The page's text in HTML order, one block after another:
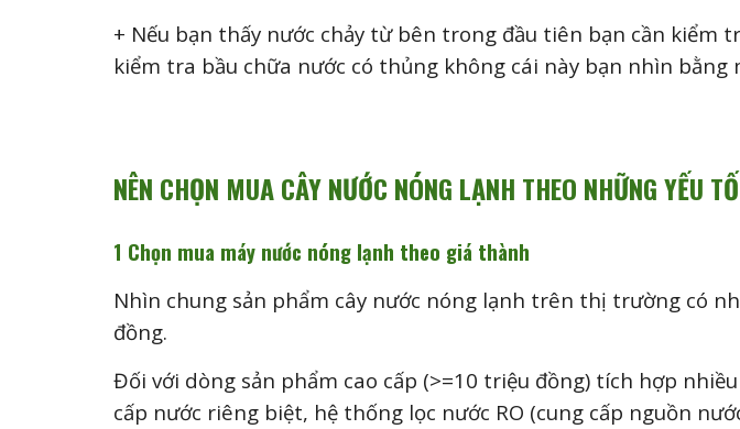
+ Nếu bạn thấy nước chảy từ bên trong đầu tiên bạn cần
kiểm tra bầu chữa nước có thủng không cái này bạn nhìn
NÊN CHỌN MUA CÂY NƯỚC NÓNG LẠNH THEO NHỮNG YẾU
1 Chọn mua máy nước nóng lạnh theo giá thành
Nhìn chung sản phẩm cây nước nóng lạnh trên thị trường có
đồng.
Đối với dòng sản phẩm cao cấp (>=10 triệu đồng) tích hợp
cấp nước riêng biệt, hệ thống lọc nước RO (cung cấp nguồn